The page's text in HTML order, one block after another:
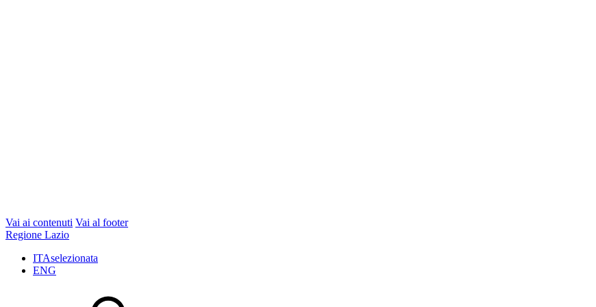
Vai ai contenuti Vai al footer
Regione Lazio
ITAselezionata
ENG